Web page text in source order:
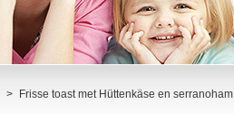
> Frisse toast met Hüttenkäse en serranoham